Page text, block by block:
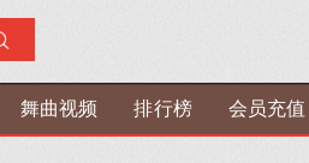
舞曲视频 排行榜 会员充值